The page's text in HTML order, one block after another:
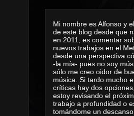
Mi nombre es Alfonso y
de este blog desde que
en 2011, es comentar
nuevos trabajos en el
desde una perspectiva
-la mía- pues no soy
sólo me creo oidor de
música. Si tardo mucho
críticas hay dos
estoy revisando el
trabajo a profundidad o
tomándome un